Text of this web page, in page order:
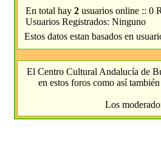
En total hay 2 usuarios online :: 0
Usuarios Registrados: Ninguno
Estos datos estan basados en
El Centro Cultural Andalucía de
en estos foros como así
Los